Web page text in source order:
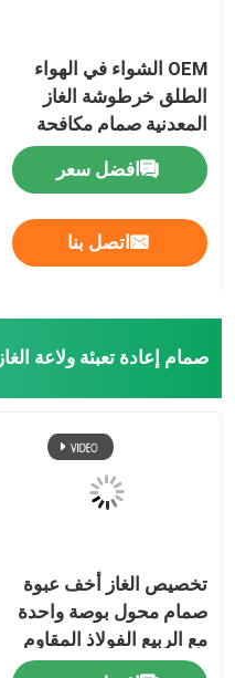
منتجات
أشرطة فيديو
معلومات عنا
جولة في المعمل
حالات
صمام غاز البوتان
OEM الشواء في الهواء
الطلق خرطوشة الغاز
المعدنية صمام مكافحة
التسرب وخفيفة الوزن
افضل سعر
اتصل بنا
صمام إعادة تعبئة ولاعة الغاز
تخصيص الغاز أخف عبوة
صمام محول بوصة واحدة
مع الربيع الفولاذ المقاوم
للصدأ